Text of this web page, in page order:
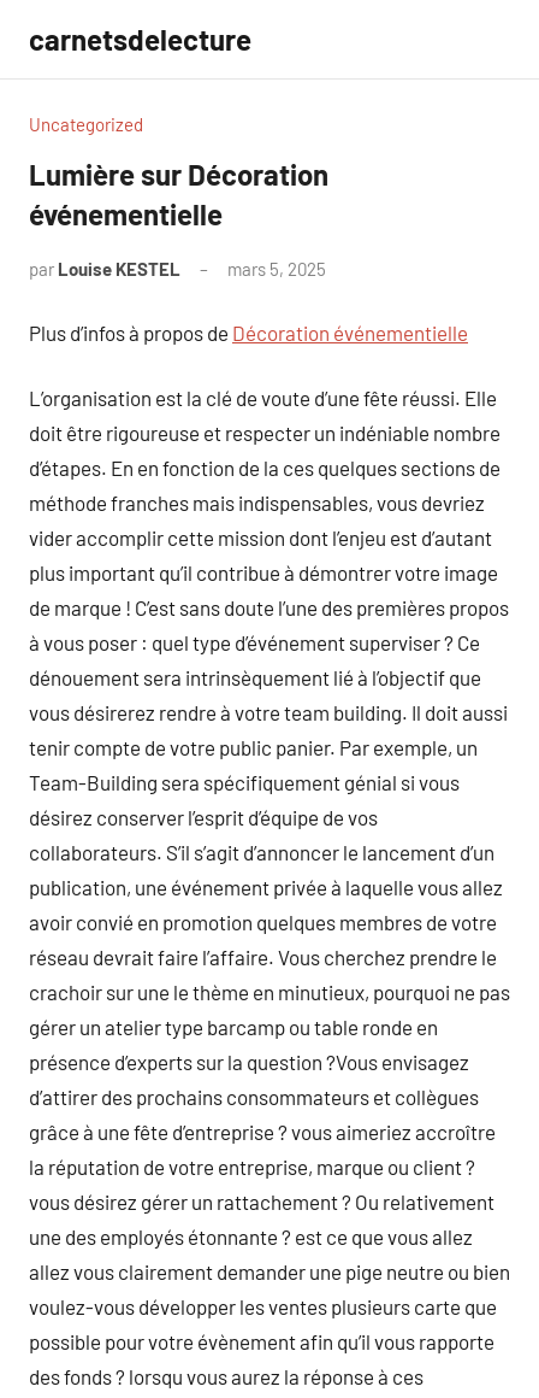
contenu
carnetsdelecture
Uncategorized
Lumière sur Décoration
événementielle
par Louise KESTEL mars 5, 2025
Plus d’infos à propos de Décoration événementielle
L’organisation est la clé de voute d’une fête réussi. Elle
doit être rigoureuse et respecter un indéniable nombre
d’étapes. En en fonction de la ces quelques sections de
méthode franches mais indispensables, vous devriez
vider accomplir cette mission dont l’enjeu est d’autant
plus important qu’il contribue à démontrer votre image
de marque ! C’est sans doute l’une des premières propos
à vous poser : quel type d’événement superviser ? Ce
dénouement sera intrinsèquement lié à l’objectif que
vous désirerez rendre à votre team building. Il doit aussi
tenir compte de votre public panier. Par exemple, un
Team-Building sera spécifiquement génial si vous
désirez conserver l’esprit d’équipe de vos
collaborateurs. S’il s’agit d’annoncer le lancement d’un
publication, une événement privée à laquelle vous allez
avoir convié en promotion quelques membres de votre
réseau devrait faire l’affaire. Vous cherchez prendre le
crachoir sur une le thème en minutieux, pourquoi ne pas
gérer un atelier type barcamp ou table ronde en
présence d’experts sur la question ?Vous envisagez
d’attirer des prochains consommateurs et collègues
grâce à une fête d’entreprise ? vous aimeriez accroître
la réputation de votre entreprise, marque ou client ?
vous désirez gérer un rattachement ? Ou relativement
une des employés étonnante ? est ce que vous allez
allez vous clairement demander une pige neutre ou bien
voulez-vous développer les ventes plusieurs carte que
possible pour votre évènement afin qu’il vous rapporte
des fonds ? lorsqu vous aurez la réponse à ces